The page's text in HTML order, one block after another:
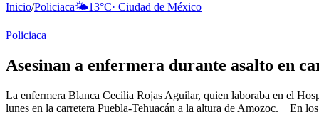
Inicio/Policiaca🌤️13°C· Ciudad de México
Policiaca
Asesinan a enfermera durante asalto en
La enfermera Blanca Cecilia Rojas Aguilar, quien laboraba en el
lunes en la carretera Puebla-Tehuacán a la altura de Amozoc. En